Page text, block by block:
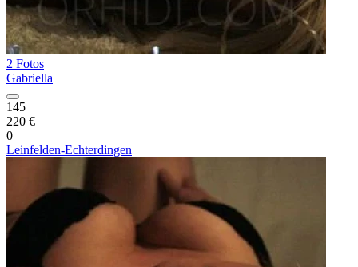
2 Fotos
Gabriella
145
220 €
0
Leinfelden-Echterdingen